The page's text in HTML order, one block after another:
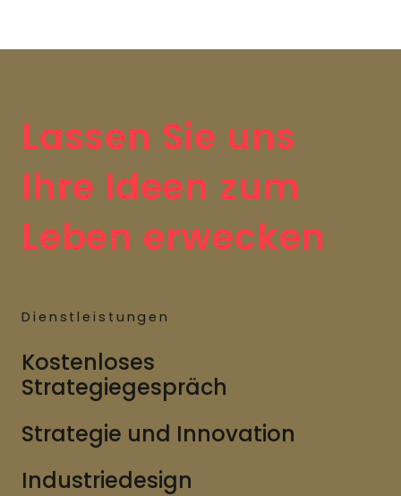
Lassen Sie uns
Ihre Ideen zum
Leben erwecken
Dienstleistungen
Kostenloses
Strategiegespräch
Strategie und Innovation
Industriedesign